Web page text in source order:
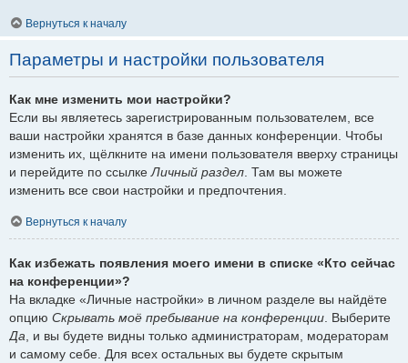
Вернуться к началу
Параметры и настройки пользователя
Как мне изменить мои настройки?
Если вы являетесь зарегистрированным пользователем, все
ваши настройки хранятся в базе данных конференции. Чтобы
изменить их, щёлкните на имени пользователя вверху страницы
и перейдите по ссылкеЛичный раздел. Там вы можете
изменить все свои настройки и предпочтения.
Вернуться к началу
Как избежать появления моего имени в списке «Кто сейчас
на конференции»?
На вкладке «Личные настройки» в личном разделе вы найдёте
опцию Скрывать моё пребывание на конференции . Выберите
Да , и вы будете видны только администраторам, модераторам
и самому себе. Для всех остальных вы будете скрытым